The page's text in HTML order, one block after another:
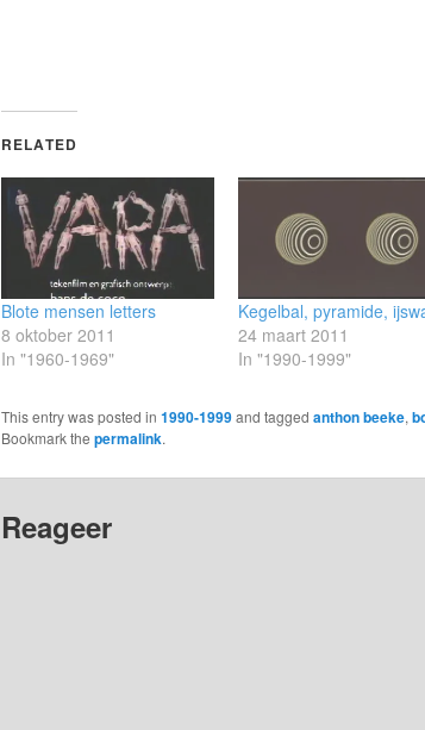
RELATED
Blote mensen letters
8 oktober 2011
In "1960-1969"
Kegelbal, pyramide,
24 maart 2011
In "1990-1999"
This entry was posted in 1990-1999and tagged anthon beeke,
Bookmark the permalink.
Reageer